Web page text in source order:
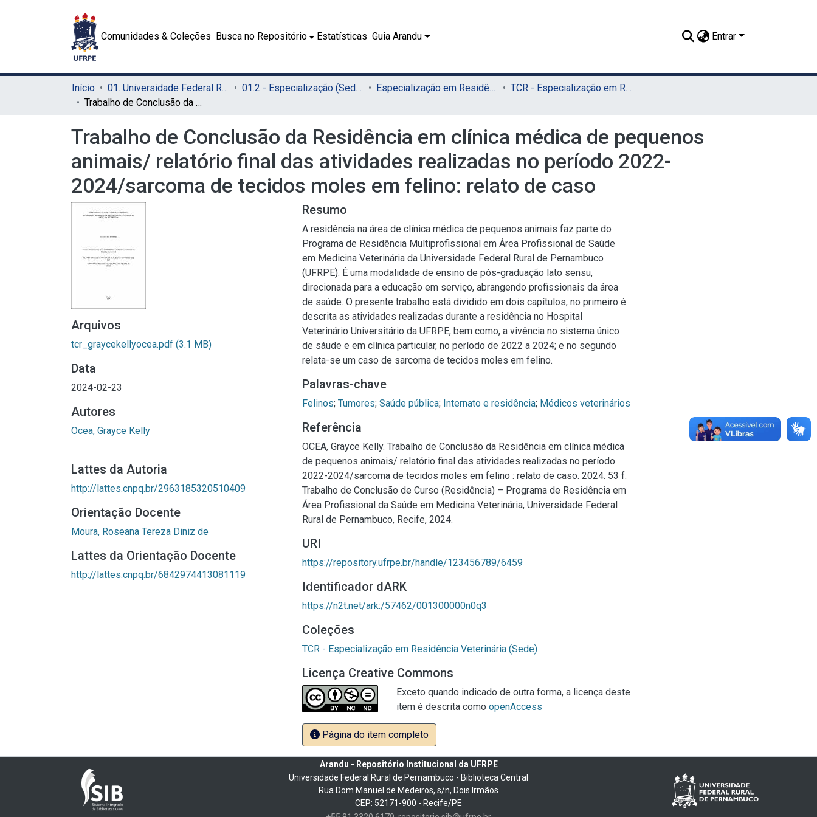
Comunidades & Coleções Busca no Repositório Estatísticas Guia Arandu Entrar
Início 01. Universidade Federal Rural de Pernambuco - UFRPE (Sede) 01.2 - Especialização (Sede) Especialização em Residência Veterinária (Sede)
TCR - Especialização em Residência Veterinária (Sede)
Trabalho de Conclusão da Residência em clínica médica de pequenos animais/ relatório final das atividades realizadas no período 2022-2024/sarcoma de tecidos moles em felino: relato de caso
Trabalho de Conclusão da Residência em clínica médica de pequenos
animais/ relatório final das atividades realizadas no período 2022-
2024/sarcoma de tecidos moles em felino: relato de caso
Arquivos
tcr_graycekellyocea.pdf (3.1 MB)
Data
2024-02-23
Autores
Ocea, Grayce Kelly
Lattes da Autoria
http://lattes.cnpq.br/2963185320510409
Orientação Docente
Moura, Roseana Tereza Diniz de
Lattes da Orientação Docente
http://lattes.cnpq.br/6842974413081119
Resumo
A residência na área de clínica médica de pequenos animais faz parte do
Programa de Residência Multiprofissional em Área Profissional de Saúde
em Medicina Veterinária da Universidade Federal Rural de Pernambuco
(UFRPE). É uma modalidade de ensino de pós-graduação lato sensu,
direcionada para a educação em serviço, abrangendo profissionais da área
de saúde. O presente trabalho está dividido em dois capítulos, no primeiro é
descrita as atividades realizadas durante a residência no Hospital
Veterinário Universitário da UFRPE, bem como, a vivência no sistema único
de sáude e em clínica particular, no período de 2022 a 2024; e no segundo
relata-se um caso de sarcoma de tecidos moles em felino.
Palavras-chave
Felinos; Tumores; Saúde pública; Internato e residência; Médicos veterinários
Referência
OCEA, Grayce Kelly. Trabalho de Conclusão da Residência em clínica médica
de pequenos animais/ relatório final das atividades realizadas no período
2022-2024/sarcoma de tecidos moles em felino : relato de caso. 2024. 53 f.
Trabalho de Conclusão de Curso (Residência) – Programa de Residência em
Área Profissional da Saúde em Medicina Veterinária, Universidade Federal
Rural de Pernambuco, Recife, 2024.
URI
https://repository.ufrpe.br/handle/123456789/6459
Identificador dARK
https://n2t.net/ark:/57462/001300000n0q3
Coleções
TCR - Especialização em Residência Veterinária (Sede)
Licença Creative Commons
Exceto quando indicado de outra forma, a licença deste
item é descrita como openAccess
Página do item completo
Arandu - Repositório Institucional da UFRPE
Universidade Federal Rural de Pernambuco - Biblioteca Central
Rua Dom Manuel de Medeiros, s/n, Dois Irmãos
CEP: 52171-900 - Recife/PE